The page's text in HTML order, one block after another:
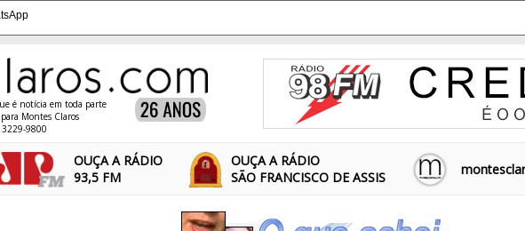
é notícia em toda parte
Montes Claros
3229-9800
OUÇA A RÁDIO
93,5 FM
OUÇA A RÁDIO
SÃO FRANCISCO DE ASSIS